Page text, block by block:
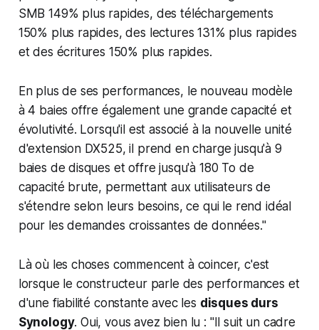
SMB 149% plus rapides, des téléchargements
150% plus rapides, des lectures 131% plus rapides
et des écritures 150% plus rapides.
En plus de ses performances, le nouveau modèle
à 4 baies offre également une grande capacité et
évolutivité. Lorsqu'il est associé à la nouvelle unité
d'extension DX525, il prend en charge jusqu'à 9
baies de disques et offre jusqu'à 180 To de
capacité brute, permettant aux utilisateurs de
s'étendre selon leurs besoins, ce qui le rend idéal
pour les demandes croissantes de données."
Là où les choses commencent à coincer, c'est
lorsque le constructeur parle des performances et
d'une fiabilité constante avec les disques durs
Synology. Oui, vous avez bien lu : "Il suit un cadre